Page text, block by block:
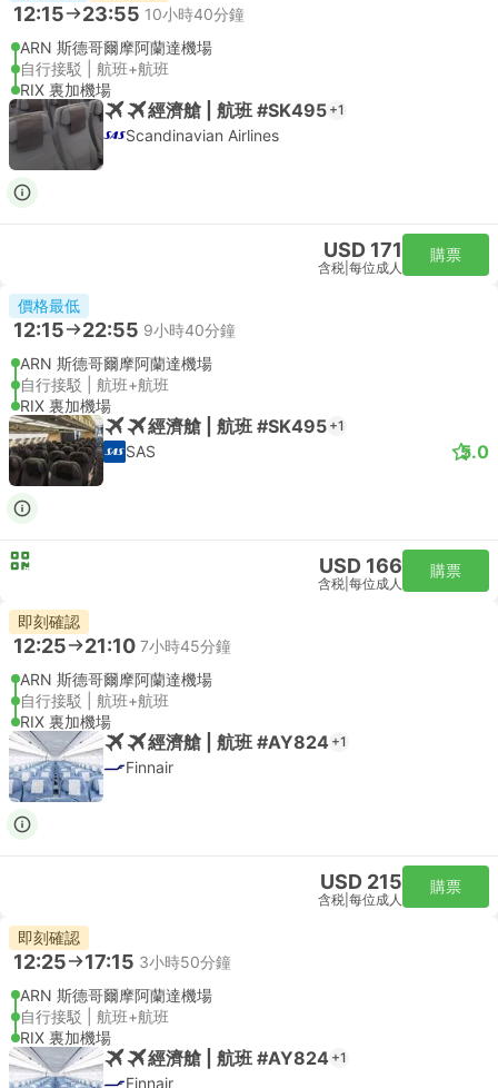
12:15 23:55 10小時40分鐘
ARN 斯德哥爾摩阿蘭達機場
自行接駁 | 航班+航班
RIX 裏加機場
經濟艙 | 航班 #SK495 +1
Scandinavian Airlines
USD 171
含税 每位成人
購票
價格最低
12:15 22:55 9小時40分鐘
ARN 斯德哥爾摩阿蘭達機場
自行接駁 | 航班+航班
RIX 裏加機場
經濟艙 | 航班 #SK495 +1
SAS 5.0
USD 166
含税 每位成人
購票
即刻確認
12:25 21:10 7小時45分鐘
ARN 斯德哥爾摩阿蘭達機場
自行接駁 | 航班+航班
RIX 裏加機場
經濟艙 | 航班 #AY824 +1
Finnair
USD 215
含税 每位成人
購票
即刻確認
12:25 17:15 3小時50分鐘
ARN 斯德哥爾摩阿蘭達機場
自行接駁 | 航班+航班
RIX 裏加機場
經濟艙 | 航班 #AY824 +1
Finnair